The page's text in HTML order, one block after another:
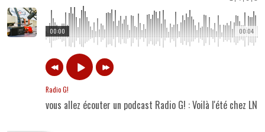
00:04
00:00
Radio G!
vous allez écouter un podcast Radio G! : Voilà l'été chez